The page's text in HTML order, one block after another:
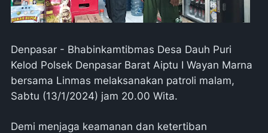
Denpasar - Bhabinkamtibmas Desa Dauh Puri
Kelod Polsek Denpasar Barat Aiptu I Wayan Marna
bersama Linmas melaksanakan patroli malam,
Sabtu (13/1/2024) jam 20.00 Wita.
Demi menjaga keamanan dan ketertiban